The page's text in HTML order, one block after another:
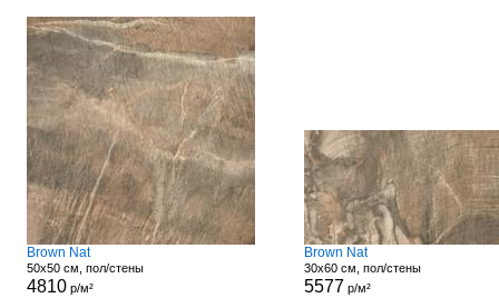
Brown Nat
50x50 см, пол/стены
4810р/м²
Brown Nat
30x60 см, пол/стены
5577 р/м²